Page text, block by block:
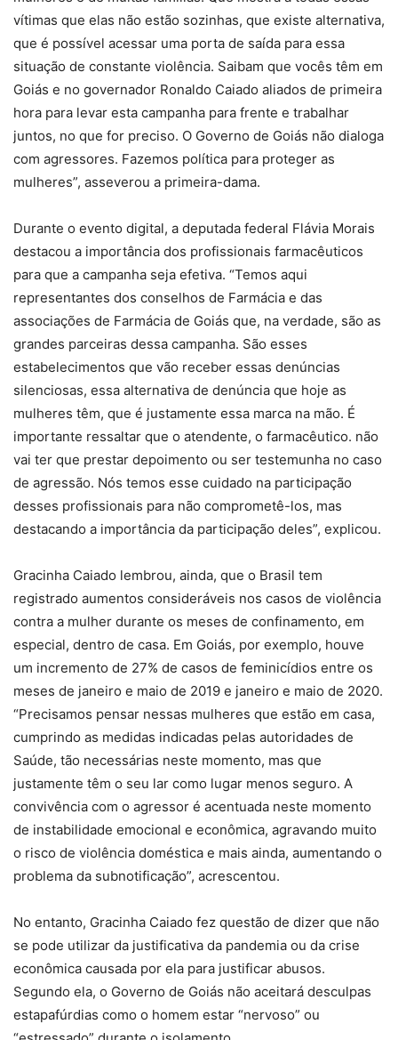
vítimas que elas não estão sozinhas, que existe alternativa,
que é possível acessar uma porta de saída para essa
situação de constante violência. Saibam que vocês têm em
Goiás e no governador Ronaldo Caiado aliados de primeira
hora para levar esta campanha para frente e trabalhar
juntos, no que for preciso. O Governo de Goiás não dialoga
com agressores. Fazemos política para proteger as
mulheres”, asseverou a primeira-dama.
Durante o evento digital, a deputada federal Flávia Morais
destacou a importância dos profissionais farmacêuticos
para que a campanha seja efetiva. “Temos aqui
representantes dos conselhos de Farmácia e das
associações de Farmácia de Goiás que, na verdade, são as
grandes parceiras dessa campanha. São esses
estabelecimentos que vão receber essas denúncias
silenciosas, essa alternativa de denúncia que hoje as
mulheres têm, que é justamente essa marca na mão. É
importante ressaltar que o atendente, o farmacêutico. não
vai ter que prestar depoimento ou ser testemunha no caso
de agressão. Nós temos esse cuidado na participação
desses profissionais para não comprometê-los, mas
destacando a importância da participação deles”, explicou.
Gracinha Caiado lembrou, ainda, que o Brasil tem
registrado aumentos consideráveis nos casos de violência
contra a mulher durante os meses de confinamento, em
especial, dentro de casa. Em Goiás, por exemplo, houve
um incremento de 27% de casos de feminicídios entre os
meses de janeiro e maio de 2019 e janeiro e maio de 2020.
“Precisamos pensar nessas mulheres que estão em casa,
cumprindo as medidas indicadas pelas autoridades de
Saúde, tão necessárias neste momento, mas que
justamente têm o seu lar como lugar menos seguro. A
convivência com o agressor é acentuada neste momento
de instabilidade emocional e econômica, agravando muito
o risco de violência doméstica e mais ainda, aumentando o
problema da subnotificação”, acrescentou.
No entanto, Gracinha Caiado fez questão de dizer que não
se pode utilizar da justificativa da pandemia ou da crise
econômica causada por ela para justificar abusos.
Segundo ela, o Governo de Goiás não aceitará desculpas
estapafúrdias como o homem estar “nervoso” ou